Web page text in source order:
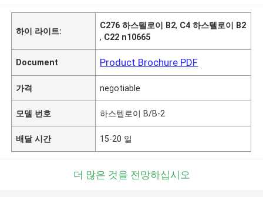
하이 라이트:
C276 하스텔로이 B2, C4 하스텔로이 B2
, C22 n10665
Document Product Brochure PDF
가격 negotiable
모델 번호 하스텔로이 B/B-2
배달 시간 15-20 일
더 많은 것을 전망하십시오